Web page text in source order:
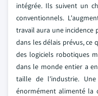
intégrée. Ils suivent un
conventionnels.
travail aura une incidence
dans les délais prévus, ce
des logiciels robotiques
dans le monde entier a
taille de l'industrie.
énormément alimenté la